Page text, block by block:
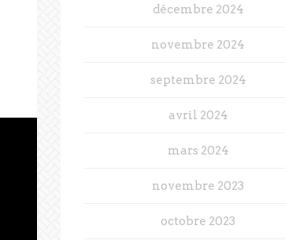
décembre 2024
novembre 2024
septembre 2024
avril 2024
mars 2024
novembre 2023
octobre 2023